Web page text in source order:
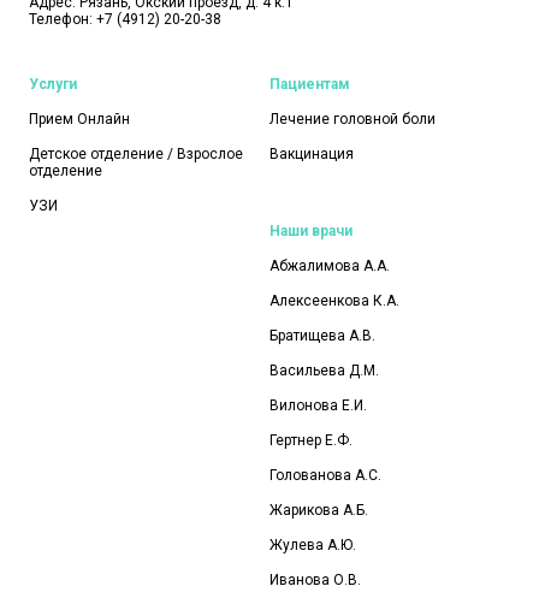
Телефон: +7 (4912) 20-20-38
Услуги
Прием Онлайн
Детское отделение / Взрослое
отделение
УЗИ
Пациентам
Лечение головной боли
Вакцинация
Наши врачи
Абжалимова А.А.
Алексеенкова К.А.
Братищева А.В.
Васильева Д.М.
Вилонова Е.И.
Гертнер Е.Ф.
Голованова А.С.
Жарикова А.Б.
Жулева А.Ю.
Иванова О.В.